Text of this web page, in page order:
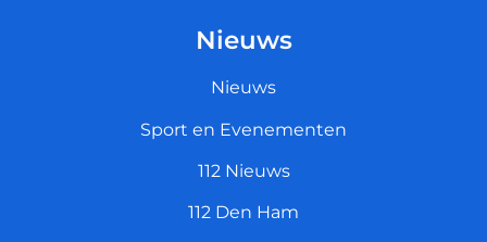
Nieuws
Nieuws
Sport en Evenementen
112 Nieuws
112 Den Ham